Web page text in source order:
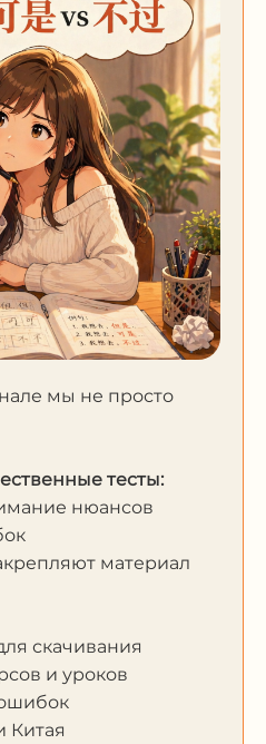
мы не просто
тесты:
нюансов
материал
скачивания
и уроков
Китая